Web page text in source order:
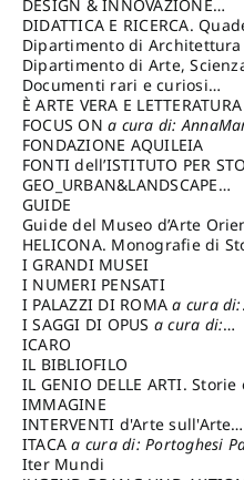
DESIGN & INNOVAZIONE
TECNOLOGICAa cura di:
Andrea
DIDATTICA E RICERCA.
della Scuola
Dipartimento di Architettura
Analisi della Città
Dipartimento di Arte,
Tecnica del Costuire
Documenti rari e curiosi
dall'Archivio Segreto
È ARTE VERA E LETTERATURA
FOCUS ONa cura di:
Contemporanea
FONDAZIONE AQUILEIA
FONTI dell’ISTITUTO PER
DEL RISORGIMENTO
GEO_URBAN&LANDSCAPE
PLANNING (GULP)
Trusiani Elio
GUIDE
Guide del Museo d’Arte
“Giuseppe Tucci”
HELICONA. Monografie di
dell'Artea cura di: Gallo Marco
I GRANDI MUSEI
I NUMERI PENSATI
I PALAZZI DI ROMAa cura di:
Ippoliti Alessandro
I SAGGI DI OPUS a cura di:
Scalesse Tommaso
ICARO
IL BIBLIOFILO
IL GENIO DELLE ARTI. Storie
interpretazione
IMMAGINE
INTERVENTI d'Arte sull'Arte
dedicata alla cultura della
conservazione d’arte
ITACAa cura di: Portoghesi
Iter Mundi